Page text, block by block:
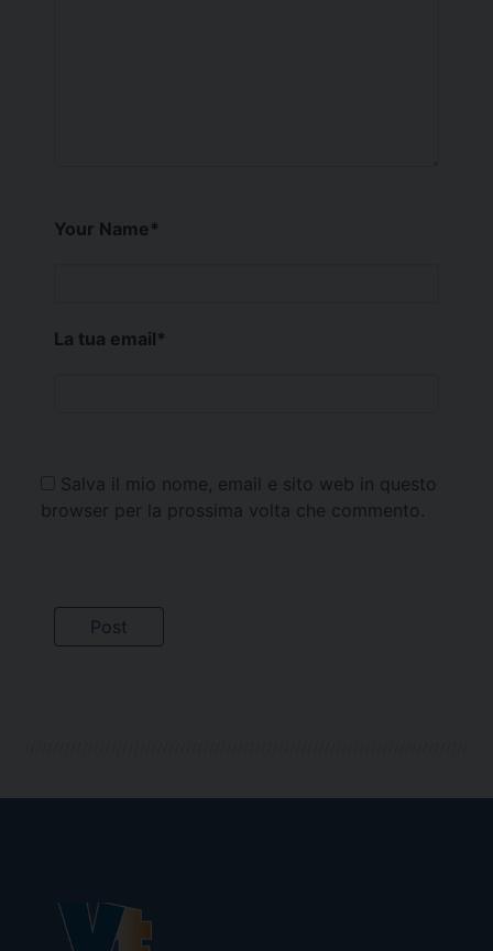
Your Name*
La tua email*
Salva il mio nome, email e sito web in questo
browser per la prossima volta che commento.